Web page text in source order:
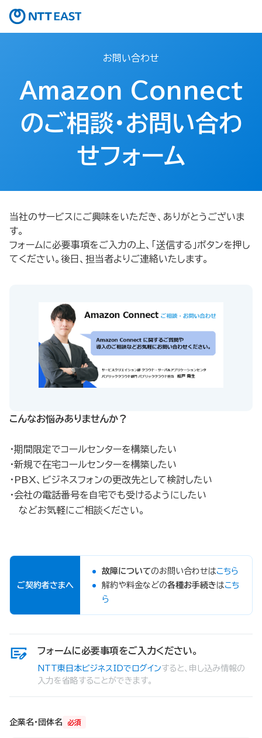
お問い合わせ
Amazon Connect
のご相談・お問い合わ
せフォーム​
当社のサービスにご興味をいただき、ありがとうございま
す。
フォームに必要事項をご入力の上、「送信する」ボタンを押し
てください。後日、担当者よりご連絡いたします。
こんなお悩みありませんか？
・期間限定でコールセンターを構築したい
・新規で在宅コールセンターを構築したい
・PBX、ビジネスフォンの更改先として検討したい
・会社の電話番号を自宅でも受けるようにしたい
などお気軽にご相談ください。
ご契約者さまへ
故障についてのお問い合わせはこちら
解約や料金などの各種お手続きはこち
ら
フォームに必要事項をご入力ください。
NTT東日本ビジネスIDでログインすると、申し込み情報の
入力を省略することができます。
必須
企業名・団体名